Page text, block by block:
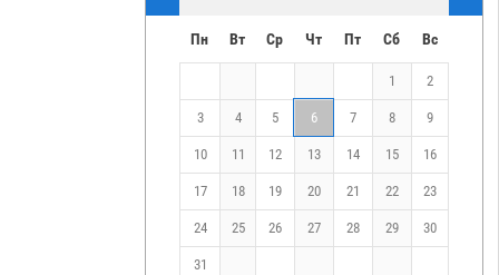
Пн Вт Ср Чт Пт Сб Вс
1 2
3 4 5 6 7 8 9
10 11 12 13 14 15 16
17 18 19 20 21 22 23
24 25 26 27 28 29 30
31